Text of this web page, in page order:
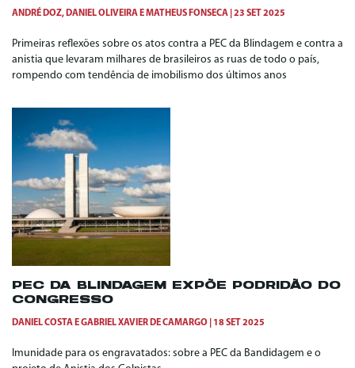
ANDRÉ DOZ, DANIEL OLIVEIRA EMATHEUS FONSECA 23 SET 2025
Primeiras reflexões sobre os atos contra a PEC da Blindagem e contra a
anistia que levaram milhares de brasileiros as ruas de todo o país,
rompendo com tendência de imobilismo dos últimos anos
PEC DA BLINDAGEM EXPÕE PODRIDÃO DO
CONGRESSO
DANIEL COSTA EGABRIEL XAVIER DE CAMARGO 18 SET 2025
Imunidade para os engravatados: sobre a PEC da Bandidagem e o